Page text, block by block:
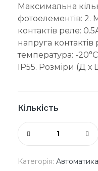
Максимальна
фотоелементів:
контактів реле:
напруга
температура: -20°C
IP55. Розміри (Д
Кількість
Категорія: